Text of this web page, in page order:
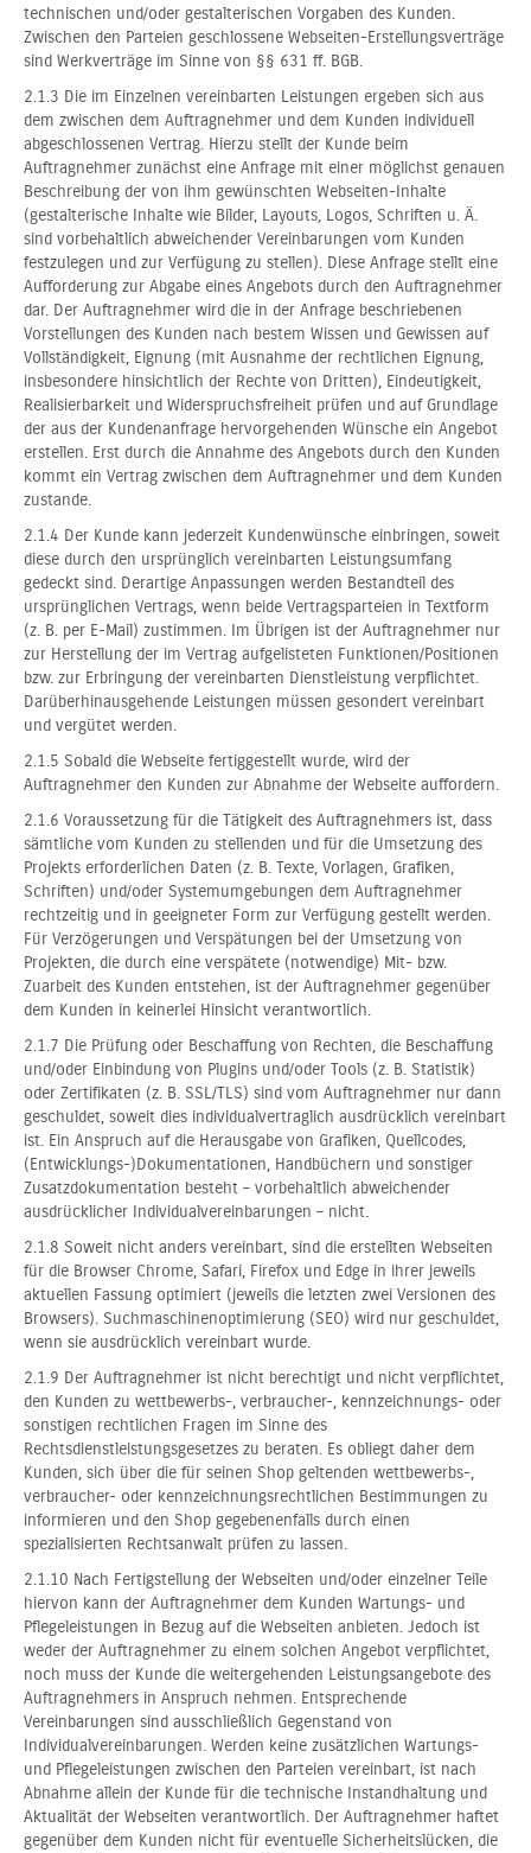
technischen und/oder gestalterischen Vorgaben des Kunden.
Zwischen den Parteien geschlossene Webseiten-Erstellungsverträge
sind Werkverträge im Sinne von §§ 631 ff. BGB.
2.1.3 Die im Einzelnen vereinbarten Leistungen ergeben sich aus
dem zwischen dem Auftragnehmer und dem Kunden individuell
abgeschlossenen Vertrag. Hierzu stellt der Kunde beim
Auftragnehmer zunächst eine Anfrage mit einer möglichst genauen
Beschreibung der von ihm gewünschten Webseiten-Inhalte
(gestalterische Inhalte wie Bilder, Layouts, Logos, Schriften u. Ä.
sind vorbehaltlich abweichender Vereinbarungen vom Kunden
festzulegen und zur Verfügung zu stellen). Diese Anfrage stellt eine
Aufforderung zur Abgabe eines Angebots durch den Auftragnehmer
dar. Der Auftragnehmer wird die in der Anfrage beschriebenen
Vorstellungen des Kunden nach bestem Wissen und Gewissen auf
Vollständigkeit, Eignung (mit Ausnahme der rechtlichen Eignung,
insbesondere hinsichtlich der Rechte von Dritten), Eindeutigkeit,
Realisierbarkeit und Widerspruchsfreiheit prüfen und auf Grundlage
der aus der Kundenanfrage hervorgehenden Wünsche ein Angebot
erstellen. Erst durch die Annahme des Angebots durch den Kunden
kommt ein Vertrag zwischen dem Auftragnehmer und dem Kunden
zustande.
2.1.4 Der Kunde kann jederzeit Kundenwünsche einbringen, soweit
diese durch den ursprünglich vereinbarten Leistungsumfang
gedeckt sind. Derartige Anpassungen werden Bestandteil des
ursprünglichen Vertrags, wenn beide Vertragsparteien in Textform
(z. B. per E-Mail) zustimmen. Im Übrigen ist der Auftragnehmer nur
zur Herstellung der im Vertrag aufgelisteten Funktionen/Positionen
bzw. zur Erbringung der vereinbarten Dienstleistung verpflichtet.
Darüberhinausgehende Leistungen müssen gesondert vereinbart
und vergütet werden.
2.1.5 Sobald die Webseite fertiggestellt wurde, wird der
Auftragnehmer den Kunden zur Abnahme der Webseite auffordern.
2.1.6 Voraussetzung für die Tätigkeit des Auftragnehmers ist, dass
sämtliche vom Kunden zu stellenden und für die Umsetzung des
Projekts erforderlichen Daten (z. B. Texte, Vorlagen, Grafiken,
Schriften) und/oder Systemumgebungen dem Auftragnehmer
rechtzeitig und in geeigneter Form zur Verfügung gestellt werden.
Für Verzögerungen und Verspätungen bei der Umsetzung von
Projekten, die durch eine verspätete (notwendige) Mit- bzw.
Zuarbeit des Kunden entstehen, ist der Auftragnehmer gegenüber
dem Kunden in keinerlei Hinsicht verantwortlich.
2.1.7 Die Prüfung oder Beschaffung von Rechten, die Beschaffung
und/oder Einbindung von Plugins und/oder Tools (z. B. Statistik)
oder Zertifikaten (z. B. SSL/TLS) sind vom Auftragnehmer nur dann
geschuldet, soweit dies individualvertraglich ausdrücklich vereinbart
ist. Ein Anspruch auf die Herausgabe von Grafiken, Quellcodes,
(Entwicklungs-)Dokumentationen, Handbüchern und sonstiger
Zusatzdokumentation besteht – vorbehaltlich abweichender
ausdrücklicher Individualvereinbarungen – nicht.
2.1.8 Soweit nicht anders vereinbart, sind die erstellten Webseiten
für die Browser Chrome, Safari, Firefox und Edge in ihrer jeweils
aktuellen Fassung optimiert (jeweils die letzten zwei Versionen des
Browsers). Suchmaschinenoptimierung (SEO) wird nur geschuldet,
wenn sie ausdrücklich vereinbart wurde.
2.1.9 Der Auftragnehmer ist nicht berechtigt und nicht verpflichtet,
den Kunden zu wettbewerbs-, verbraucher-, kennzeichnungs- oder
sonstigen rechtlichen Fragen im Sinne des
Rechtsdienstleistungsgesetzes zu beraten. Es obliegt daher dem
Kunden, sich über die für seinen Shop geltenden wettbewerbs-,
verbraucher- oder kennzeichnungsrechtlichen Bestimmungen zu
informieren und den Shop gegebenenfalls durch einen
spezialisierten Rechtsanwalt prüfen zu lassen.
2.1.10 Nach Fertigstellung der Webseiten und/oder einzelner Teile
hiervon kann der Auftragnehmer dem Kunden Wartungs- und
Pflegeleistungen in Bezug auf die Webseiten anbieten. Jedoch ist
weder der Auftragnehmer zu einem solchen Angebot verpflichtet,
noch muss der Kunde die weitergehenden Leistungsangebote des
Auftragnehmers in Anspruch nehmen. Entsprechende
Vereinbarungen sind ausschließlich Gegenstand von
Individualvereinbarungen. Werden keine zusätzlichen Wartungs-
und Pflegeleistungen zwischen den Parteien vereinbart, ist nach
Abnahme allein der Kunde für die technische Instandhaltung und
Aktualität der Webseiten verantwortlich. Der Auftragnehmer haftet
gegenüber dem Kunden nicht für eventuelle Sicherheitslücken, die